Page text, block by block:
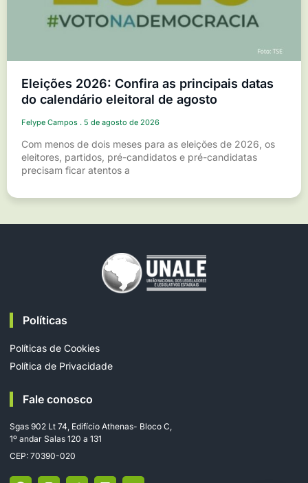
Eleições 2026: Confira as principais datas
do calendário eleitoral de agosto
Felype Campos 5 de agosto de 2026
Com menos de dois meses para as eleições de 2026, os
eleitores, partidos, pré-candidatos e pré-candidatas
precisam ficar atentos a
Políticas
Políticas de Cookies
Política de Privacidade
Fale conosco
Sgas 902 Lt 74, Edifício Athenas- Bloco C,
1º andar Salas 120 a 131
CEP: 70390-020